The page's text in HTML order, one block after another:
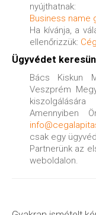
nyújthatnak:
Business name
Ha kívánja, a
ellenőrizzük:
Ügyvédet
Bács Kiskun
Veszprém
Amennyiben
csak egy
Partnerünk az
weboldalon.